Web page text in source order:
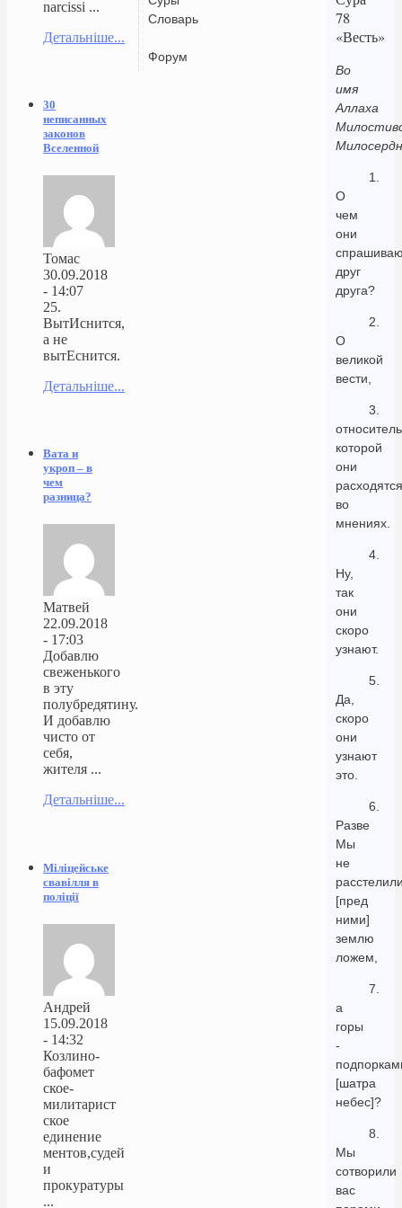
Словарь
Форум
78
«Весть»
Во
имя
Аллаха
1.
О
чем
они
друг
друга?
2.
О
великой
вести,
3.
которой
они
расходятся
во
мнениях.
4.
Ну,
так
они
скоро
узнают.
5.
Да,
скоро
они
узнают
это.
6.
Разве
Мы
не
[пред
ними]
землю
ложем,
7.
а
горы
-
[шатра
небес]?
8.
Мы
сотворили
вас
narcissi ...
Детальніше...
30
неписанных
законов
Вселенной
Томас
30.09.2018
- 14:07
25.
ВытИснится,
а не
вытЕснится.
Детальніше...
Вата и
укроп – в
чем
разница?
Матвей
22.09.2018
- 17:03
Добавлю
свеженького
в эту
полубредятину.
И добавлю
чисто от
себя,
жителя ...
Детальніше...
Міліцейське
свавілля в
поліції
Андрей
15.09.2018
- 14:32
Козлино-
бафомет
ское-
милитарист
ское
единение
ментов,судей
и
прокуратуры
...